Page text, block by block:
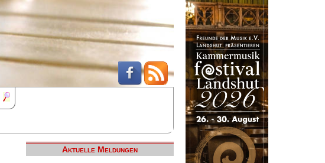
Aktuelle Meldungen